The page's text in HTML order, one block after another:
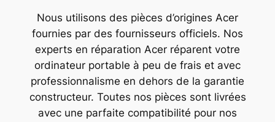
Nous utilisons des pièces d’origines Acer
fournies par des fournisseurs officiels. Nos
experts en réparation Acer réparent votre
ordinateur portable à peu de frais et avec
professionnalisme en dehors de la garantie
constructeur. Toutes nos pièces sont livrées
avec une parfaite compatibilité pour nos